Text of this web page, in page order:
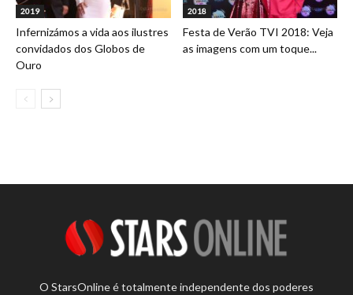
2019
Infernizámos a vida aos ilustres
convidados dos Globos de
Ouro
2018
Festa de Verão TVI 2018: Veja
as imagens com um toque...
O StarsOnline é totalmente independente dos poderes